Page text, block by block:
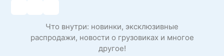
Что внутри: новинки, эксклюзивные
распродажи, новости о грузовиках и многое
другое!